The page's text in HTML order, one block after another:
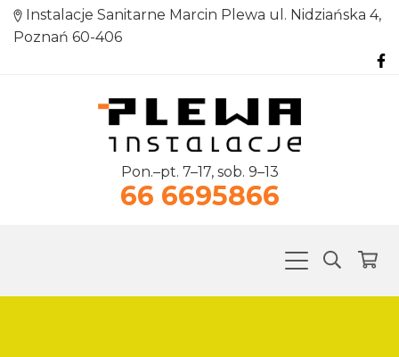
Instalacje Sanitarne Marcin Plewa ul. Nidziańska 4,
Poznań 60-406
Pon.–pt. 7–17, sob. 9–13
66 6695866